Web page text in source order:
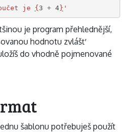
je {3 + 4} '
je program přehlednější,
hodnotu zvlášť
do vhodně pojmenované
šablonu potřebuješ použít